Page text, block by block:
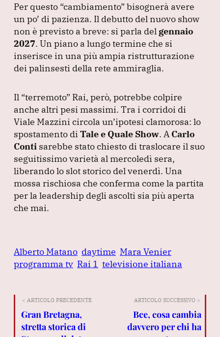
Per questo “cambiamento” bisognerà avere
un po’ di pazienza. Il debutto del nuovo show
non è previsto a breve: si parla del gennaio
2027. Un piano a lungo termine che si
inserisce in una più ampia ristrutturazione
dei palinsesti della rete ammiraglia.
Il “terremoto” Rai, però, potrebbe colpire
anche altri pesi massimi. Tra i corridoi di
Viale Mazzini circola un’ipotesi clamorosa: lo
spostamento di Tale e Quale Show. A Carlo
Conti sarebbe stato chiesto di traslocare il suo
seguitissimo varietà al mercoledì sera,
liberando lo slot storico del venerdì. Una
mossa rischiosa che conferma come la partita
per la leadership degli ascolti sia più aperta
che mai.
Alberto Matano daytime Mara Venier
programma tv Rai 1 televisione italiana
< ARTICOLO PRECEDENTE
Gran Bretagna,
stretta storica di
ARTICOLO SUCCESSIVO >
Bce, cosa cambia
davvero per chi ha